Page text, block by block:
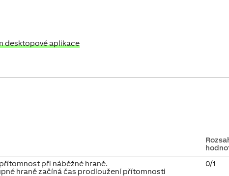
desktopové aplikace
při náběžné hraně.
hraně začíná čas prodloužení přítomnosti
0/1